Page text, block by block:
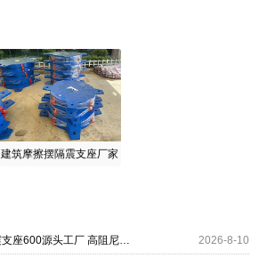
建筑摩擦摆隔震支座厂家
隔震支座LNR厂家 LRB隔震支座600源头工厂 高阻尼建筑橡胶隔震支座源头工厂 2026-8-10